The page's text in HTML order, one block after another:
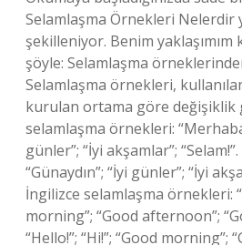
Selamlaşma Örnekleri Nelerdir
şekilleniyor. Benim yaklaşımım
şöyle: Selamlaşma
Selamlaşma örnekleri,
kurulan ortama göre değişiklik
selamlaşma örnekleri:
günler”; “İyi akşamlar”;
“Günaydın”; “İyi günler”; “İyi
İngilizce selamlaşma örnekleri:
morning”; “Good afternoon”;
“Hello!”; “Hi!”; “Good morning”;